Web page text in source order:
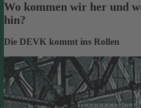
Wo kommen wir her und
hin?
Die DEVK kommt ins Rollen